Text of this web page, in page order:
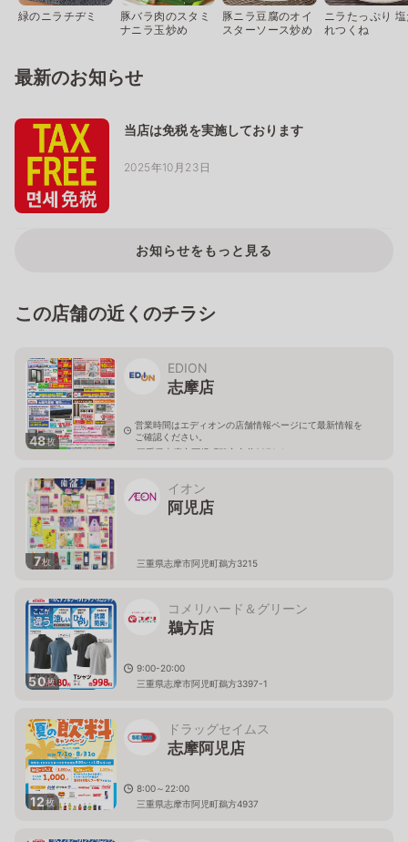
緑のニラチヂミ
豚バラ肉のスタミ
ナニラ玉炒め
豚ニラ豆腐のオイ
スターソース炒め
ニラたっぷり
れつくね
最新のお知らせ
当店は免税を実施しております
2025年10月23日
お知らせをもっと見る
この店舗の近くのチラシ
48枚
EDION
志摩店
営業時間はエディオンの店舗情報ページにて最新情報を
ご確認ください。
三重県志摩市阿児町鵜方金谷2971-1
7枚
イオン
阿児店
三重県志摩市阿児町鵜方3215
50枚
コメリハード＆グリーン
鵜方店
9:00-20:00
三重県志摩市阿児町鵜方3397-1
12枚
ドラッグセイムス
志摩阿児店
8:00～22:00
三重県志摩市阿児町鵜方4937